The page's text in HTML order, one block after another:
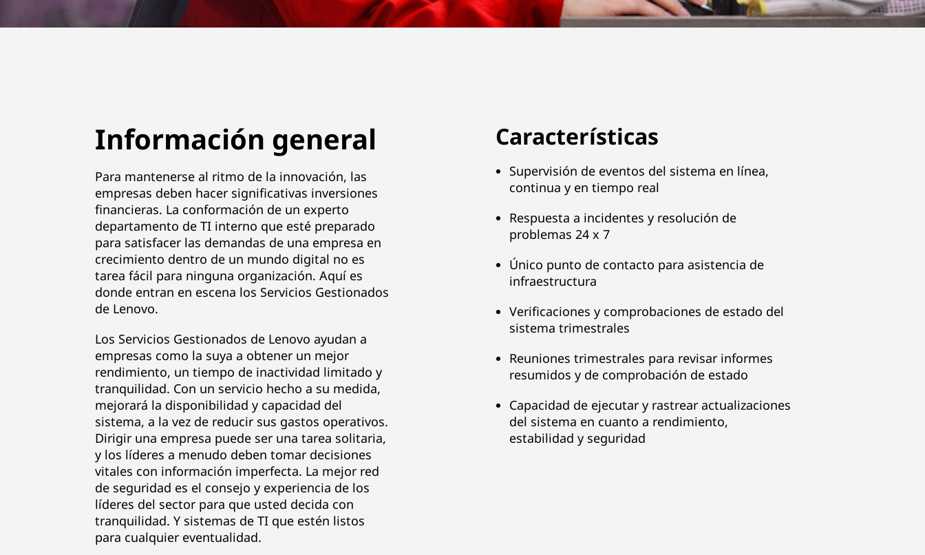
Información general
Para mantenerse al ritmo de la innovación, las
empresas deben hacer significativas inversiones
financieras. La conformación de un experto
departamento de TI interno que esté preparado
para satisfacer las demandas de una empresa en
crecimiento dentro de un mundo digital no es
tarea fácil para ninguna organización. Aquí es
donde entran en escena los Servicios Gestionados
de Lenovo.
Los Servicios Gestionados de Lenovo ayudan a
empresas como la suya a obtener un mejor
rendimiento, un tiempo de inactividad limitado y
tranquilidad. Con un servicio hecho a su medida,
mejorará la disponibilidad y capacidad del
sistema, a la vez de reducir sus gastos operativos.
Dirigir una empresa puede ser una tarea solitaria,
y los líderes a menudo deben tomar decisiones
vitales con información imperfecta. La mejor red
de seguridad es el consejo y experiencia de los
líderes del sector para que usted decida con
tranquilidad. Y sistemas de TI que estén listos
para cualquier eventualidad.
Características
Supervisión de eventos del sistema en línea,
continua y en tiempo real
Respuesta a incidentes y resolución de
problemas 24 x 7
Único punto de contacto para asistencia de
infraestructura
Verificaciones y comprobaciones de estado del
sistema trimestrales
Reuniones trimestrales para revisar informes
resumidos y de comprobación de estado
Capacidad de ejecutar y rastrear actualizaciones
del sistema en cuanto a rendimiento,
estabilidad y seguridad